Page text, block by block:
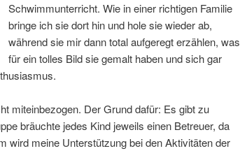
Schwimmunterricht. Wie in einer richtigen Familie
bringe ich sie dort hin und hole sie wieder ab,
während sie mir dann total aufgeregt erzählen, was
für ein tolles Bild sie gemalt haben und sich gar
miteinbezogen. Der Grund dafür: Es gibt zu
bräuchte jedes Kind jeweils einen Betreuer, da
wird meine Unterstützung bei den Aktivitäten der